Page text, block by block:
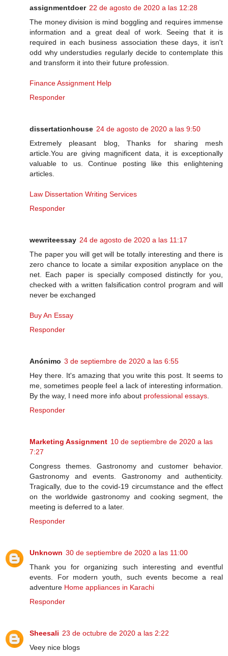
assignmentdoer 22 de agosto de 2020 a las 12:28
The money division is mind boggling and requires immense
information and a great deal of work. Seeing that it is
required in each business association these days, it isn't
odd why understudies regularly decide to contemplate this
and transform it into their future profession.
Finance Assignment Help
Responder
dissertationhouse 24 de agosto de 2020 a las 9:50
Extremely pleasant blog, Thanks for sharing mesh
article.You are giving magnificent data, it is exceptionally
valuable to us. Continue posting like this enlightening
articles.
Law Dissertation Writing Services
Responder
wewriteessay 24 de agosto de 2020 a las 11:17
The paper you will get will be totally interesting and there is
zero chance to locate a similar exposition anyplace on the
net. Each paper is specially composed distinctly for you,
checked with a written falsification control program and will
never be exchanged
Buy An Essay
Responder
Anónimo 3 de septiembre de 2020 a las 6:55
Hey there. It's amazing that you write this post. It seems to
me, sometimes people feel a lack of interesting information.
By the way, I need more info about professional essays
Responder
Marketing Assignment 10 de septiembre de 2020 a las
7:27
Congress themes. Gastronomy and customer behavior.
Gastronomy and events. Gastronomy and authenticity.
Tragically, due to the covid-19 circumstance and the effect
on the worldwide gastronomy and cooking segment, the
meeting is deferred to a later.
Responder
Unknown 30 de septiembre de 2020 a las 11:00
Thank you for organizing such interesting and eventful
events. For modern youth, such events become a real
adventure Home appliances in Karachi
Responder
Sheesali 23 de octubre de 2020 a las 2:22
Veey nice blogs